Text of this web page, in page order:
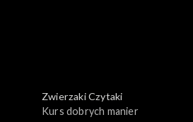
Zwierzaki Czytaki
Kurs dobrych manier